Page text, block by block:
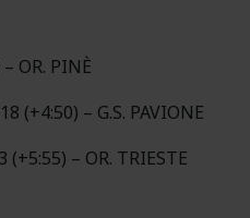
OR. PINÈ
(+4:50) – G.S. PAVIONE
(+5:55) – OR. TRIESTE